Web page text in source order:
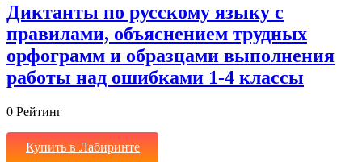
Диктанты по русскому языку с
правилами, объяснением трудных
орфограмм и образцами выполнения
работы над ошибками 1-4 классы
0 Рейтинг
Купить в Лабиринте